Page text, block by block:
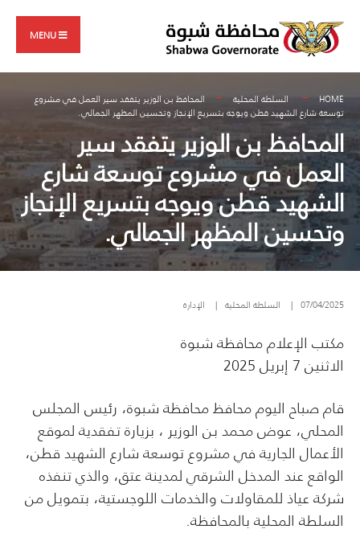
content
MENU
HOME السلطة المحلية
المحافظ بن الوزير يتفقد سير العمل في مشروع
توسعة شارع الشهيد قطن ويوجه بتسريع الإنجاز وتحسين المظهر الجمالي.
المحافظ بن الوزير يتفقد سير
العمل في مشروع توسعة شارع
الشهيد قطن ويوجه بتسريع الإنجاز
وتحسين المظهر الجمالي.
07/04/2025
| السلطة المحلية | الإدارة
مكتب الإعلام محافظة شبوة
الاثنين 7 إبريل 2025
قام صباح اليوم محافظ محافظة شبوة، رئيس المجلس
المحلي، عوض محمد بن الوزير ، بزيارة تفقدية لموقع
الأعمال الجارية في مشروع توسعة شارع الشهيد قطن،
الواقع عند المدخل الشرقي لمدينة عتق، والذي تنفذه
شركة عياذ للمقاولات والخدمات اللوجستية، بتمويل من
السلطة المحلية بالمحافظة.
for: